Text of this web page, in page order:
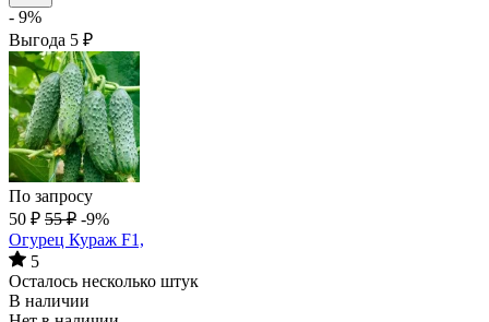
- 9%
Выгода 5 ₽
По запросу
50 ₽ 55 ₽ -9%
Огурец Кураж F1,
5
Осталось несколько штук
В наличии